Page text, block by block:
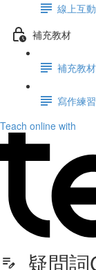
線上互
補充教材
補充教材
寫作練習
Teach online with
疑問